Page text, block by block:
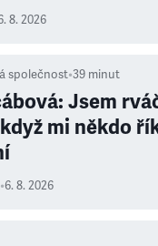
8. 2026
společnost•39 minut
Jsem
mi někdo
•6. 8. 2026